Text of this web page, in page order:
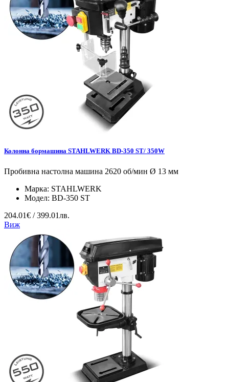
Колонна бормашина STAHLWERK BD-350 ST/ 350W
Пробивна настолна машина 2620 об/мин Ø 13 мм
Марка: STAHLWERK
Модел: BD-350 ST
204.01€ / 399.01лв.
Виж